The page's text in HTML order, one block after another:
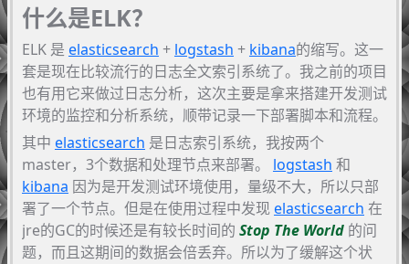
什么是ELK？
ELK 是 elasticsearch + logstash + kibana的缩写。这一
套是现在比较流行的日志全文索引系统了。我之前的项目
也有用它来做过日志分析，这次主要是拿来搭建开发测试
环境的监控和分析系统，顺带记录一下部署脚本和流程。
其中 elasticsearch 是日志索引系统，我按两个
master，3个数据和处理节点来部署。 logstash 和
kibana 因为是开发测试环境使用，量级不大，所以只部
署了一个节点。但是在使用过程中发现elasticsearch 在
jre的GC的时候还是有较长时间的 Stop The World的问
题，而且这期间的数据会倍丢弃。所以为了缓解这个状